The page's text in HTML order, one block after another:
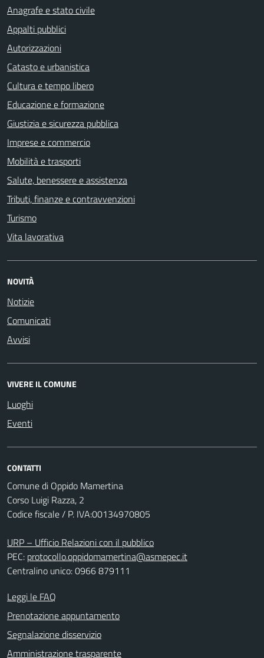
Anagrafe e stato civile
Appalti pubblici
Autorizzazioni
Catasto e urbanistica
Cultura e tempo libero
Educazione e formazione
Giustizia e sicurezza pubblica
Imprese e commercio
Mobilità e trasporti
Salute, benessere e assistenza
Tributi, finanze e contravvenzioni
Turismo
Vita lavorativa
NOVITÀ
Notizie
Comunicati
Avvisi
VIVERE IL COMUNE
Luoghi
Eventi
CONTATTI
Comune di Oppido Mamertina
Corso Luigi Razza, 2
Codice fiscale / P. IVA:00134970805
URP – Ufficio Relazioni con il pubblico
PEC: protocollo.oppidomamertina@asmepec.it
Centralino unico: 0966 879111
Leggi le FAQ
Prenotazione appuntamento
Segnalazione disservizio
Amministrazione trasparente